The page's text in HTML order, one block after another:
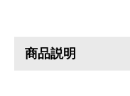
商品説明